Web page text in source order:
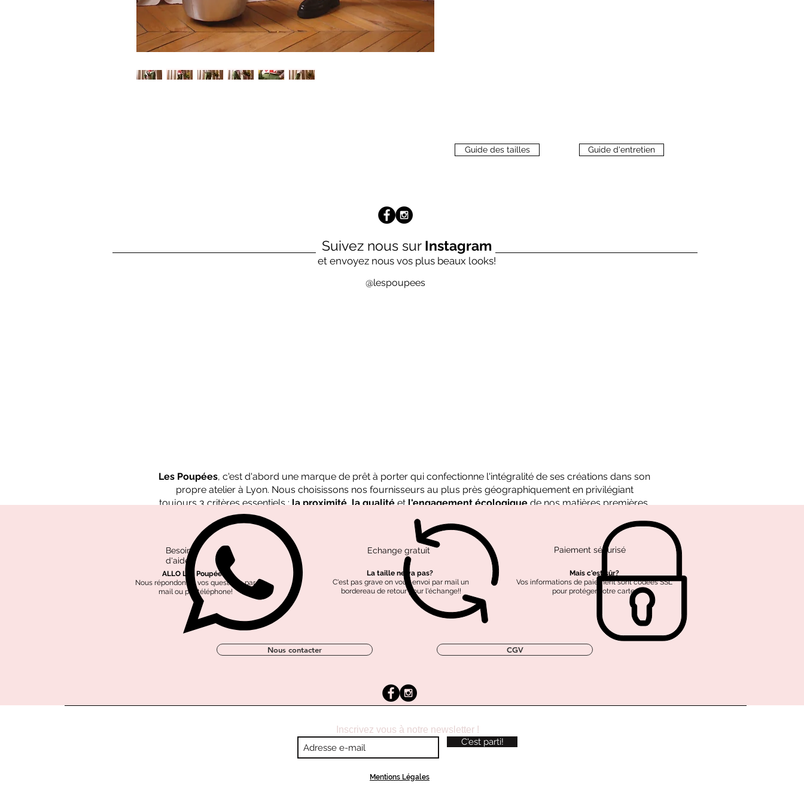
Guide des tailles Guide d'entretien
Suivez nous sur Instagram
et envoyez nous vos plus beaux looks!
@lespoupees
Les Poupées, c'est d'abord une marque de prêt à porter qui confectionne l'intégralité de ses créations dans son
propre atelier à Lyon. Nous choisissons nos fournisseurs au plus près géographiquement en privilégiant
toujours 3 critères essentiels :la proximité,la qualitéetl'engagement écologiquede nos matières premières.
Polyester recyclé
Coton labellisé GOTS
Tissus labellisé OEKO-
Besoin
d'aide?
ALLO Les Poupées?
Nous répondons à vos questions par
mail ou par téléphone!
Echange gratuit
La taille ne va pas?
C'est pas grave on vous envoi par mail un
bordereau de retour pour l'échange!!
Paiement sécurisé
Mais c'est sûr?
Vos informations de paiement sont codées SSL
pour protéger votre carte.
Nous contacter CGV
Inscrivez vous à notre newsletter !
C'est parti!
Mentions Légales